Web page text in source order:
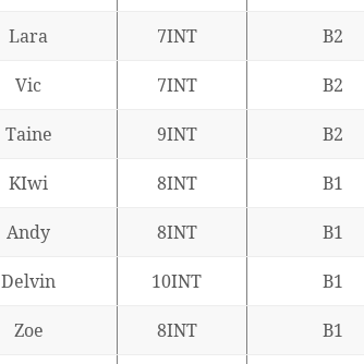
Lara 7INT B2
Vic 7INT B2
Taine 9INT B2
KIwi 8INT B1
Andy 8INT B1
Delvin 10INT B1
Zoe 8INT B1